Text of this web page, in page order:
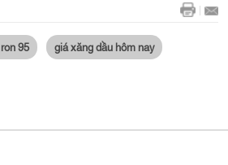
95 giá xăng dầu hôm nay